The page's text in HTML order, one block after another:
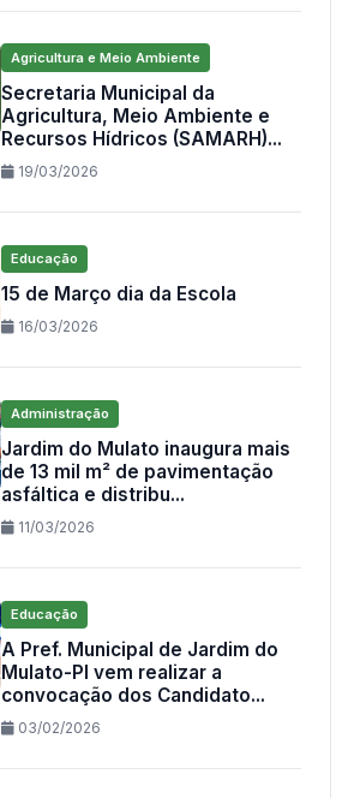
Agricultura e Meio Ambiente
Secretaria Municipal da
Agricultura, Meio Ambiente e
Recursos Hídricos (SAMARH)...
19/03/2026
Educação
15 de Março dia da Escola
16/03/2026
Administração
Jardim do Mulato inaugura mais
de 13 mil m² de pavimentação
asfáltica e distribu...
11/03/2026
Educação
A Pref. Municipal de Jardim do
Mulato-PI vem realizar a
convocação dos Candidato...
03/02/2026